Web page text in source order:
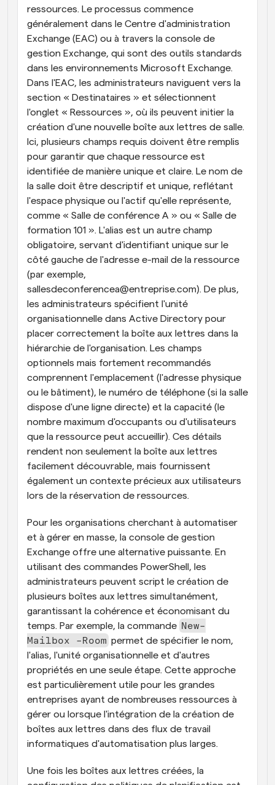
ressources. Le processus commence
généralement dans le Centre d'administration
Exchange (EAC) ou à travers la console de
gestion Exchange, qui sont des outils standards
dans les environnements Microsoft Exchange.
Dans l'EAC, les administrateurs naviguent vers la
section « Destinataires » et sélectionnent
l'onglet « Ressources », où ils peuvent initier la
création d'une nouvelle boîte aux lettres de salle.
Ici, plusieurs champs requis doivent être remplis
pour garantir que chaque ressource est
identifiée de manière unique et claire. Le nom de
la salle doit être descriptif et unique, reflétant
l'espace physique ou l'actif qu'elle représente,
comme « Salle de conférence A » ou « Salle de
formation 101 ». L'alias est un autre champ
obligatoire, servant d'identifiant unique sur le
côté gauche de l'adresse e-mail de la ressource
(par exemple,
sallesdeconferencea@entreprise.com). De plus,
les administrateurs spécifient l'unité
organisationnelle dans Active Directory pour
placer correctement la boîte aux lettres dans la
hiérarchie de l'organisation. Les champs
optionnels mais fortement recommandés
comprennent l'emplacement (l'adresse physique
ou le bâtiment), le numéro de téléphone (si la salle
dispose d'une ligne directe) et la capacité (le
nombre maximum d'occupants ou d'utilisateurs
que la ressource peut accueillir). Ces détails
rendent non seulement la boîte aux lettres
facilement découvrable, mais fournissent
également un contexte précieux aux utilisateurs
lors de la réservation de ressources.
Pour les organisations cherchant à automatiser
et à gérer en masse, la console de gestion
Exchange offre une alternative puissante. En
utilisant des commandes PowerShell, les
administrateurs peuvent script le création de
plusieurs boîtes aux lettres simultanément,
garantissant la cohérence et économisant du
temps. Par exemple, la commande New-
Mailbox -Room permet de spécifier le nom,
l'alias, l'unité organisationnelle et d'autres
propriétés en une seule étape. Cette approche
est particulièrement utile pour les grandes
entreprises ayant de nombreuses ressources à
gérer ou lorsque l'intégration de la création de
boîtes aux lettres dans des flux de travail
informatiques d'automatisation plus larges.
Une fois les boîtes aux lettres créées, la